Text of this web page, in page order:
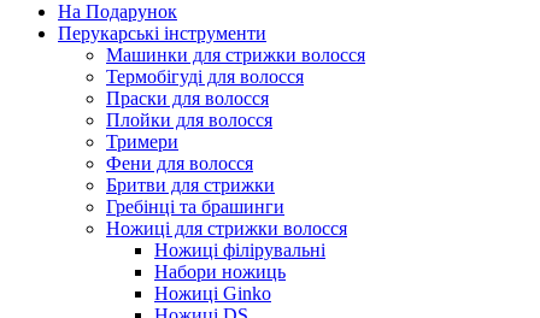
На Подарунок
Перукарські інструменти
Машинки для стрижки волосся
Термобігуді для волосся
Праски для волосся
Плойки для волосся
Тримери
Фени для волосся
Бритви для стрижки
Гребінці та брашинги
Ножиці для стрижки волосся
Ножиці філірувальні
Набори ножиць
Ножиці Ginko